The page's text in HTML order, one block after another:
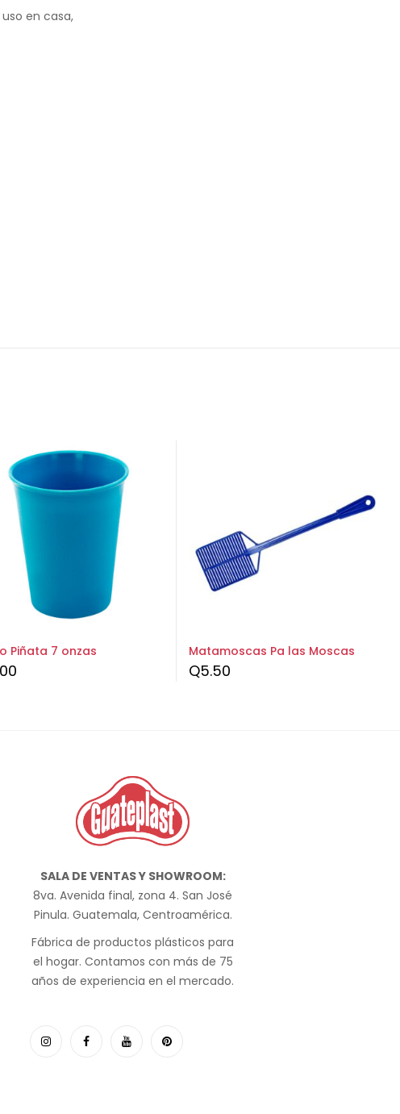
en casa,
Piñata 7 onzas Matamoscas Pa las Moscas
Q5.50
SALA DE VENTAS Y SHOWROOM:
8va. Avenida final, zona 4. San José
Pinula. Guatemala, Centroamérica.
Fábrica de productos plásticos para
el hogar. Contamos con más de 75
años de experiencia en el mercado.